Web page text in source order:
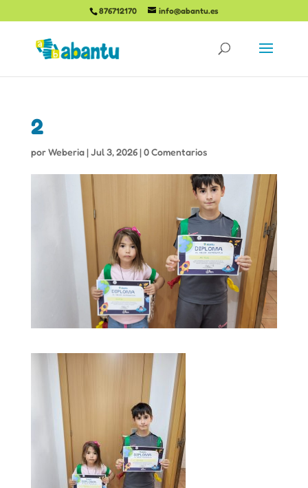
876712170 info@abantu.es
2
porWeberia|Jul 3, 2026|0 Comentarios